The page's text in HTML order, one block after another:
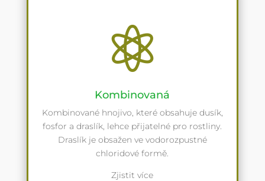

Kombinovaná
Kombinované hnojivo, které obsahuje dusík,
fosfor a draslík, lehce přijatelné pro rostliny.
Draslík je obsažen ve vodorozpustné
chloridové formě.
Zjistit více